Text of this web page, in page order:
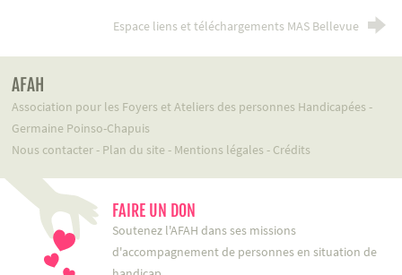
Espace liens et téléchargements MAS Bellevue
AFAH
Association pour les Foyers et Ateliers des personnes Handicapées -
Germaine Poinso-Chapuis
Nous contacter- Plan du site - Mentions légales - Crédits
FAIRE UN DON
Soutenez l'AFAH dans ses missions
d'accompagnement de personnes en situation de